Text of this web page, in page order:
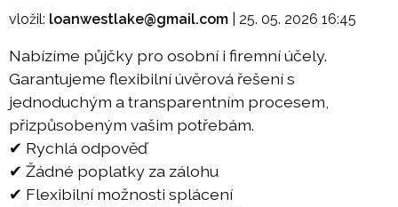
vložil: loanwestlake@gmail.com 25. 05. 2026 16:45
Nabízíme půjčky pro osobní i firemní účely.
Garantujeme flexibilní úvěrová řešení s
jednoduchým a transparentním procesem,
přizpůsobeným vašim potřebám.
✔ Rychlá odpověď
✔ Žádné poplatky za zálohu
✔ Flexibilní možnosti splácení